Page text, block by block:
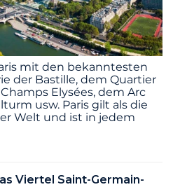
mit den bekanntesten
der Bastille, dem Quartier
Elysées, dem Arc
usw. Paris gilt als die
Welt und ist in jedem
Viertel Saint-Germain-